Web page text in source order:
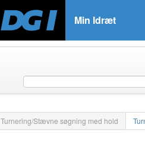
Min Idræt
Turnering/Stævne søgning med hold